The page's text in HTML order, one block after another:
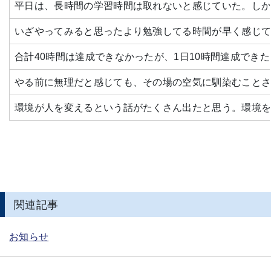
平日は、長時間の学習時間は取れないと感じていた。し
いざやってみると思ったより勉強してる時間が早く感じ
合計40時間は達成できなかったが、1日10時間達成でき
やる前に無理だと感じても、その場の空気に馴染むこと
環境が人を変えるという話がたくさん出たと思う。環境
関連記事
お知らせ